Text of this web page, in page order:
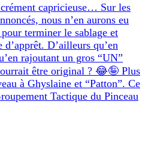
capricieuse… Sur les
nous n’en aurons eu
terminer le sablage et
D’ailleurs qu’en
rajoutant un gros “UN”
être original ? 😂🤪 Plus
à Ghyslaine et “Patton”. Ce
Tactique du Pinceau